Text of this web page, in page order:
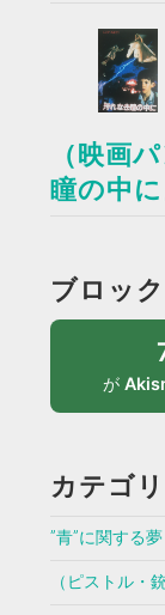
（映画
瞳の中に
ブロッ
が
カテゴ
”青”に関する夢
（ピストル・